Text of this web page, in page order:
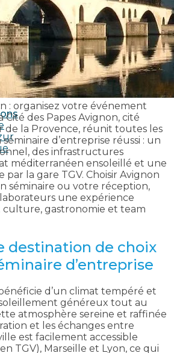
sportif
culturel
en mer
sur une île
au bord de l’eau
dans un mas Provençal
dans un Vignoble
: organisez votre événement
Cité des Papes Avignon, cité
la Provence, réunit toutes les
d’entreprise réussi : un
des infrastructures
méditerranéen ensoleillé et une
par la gare TGV. Choisir Avignon
séminaire ou votre réception,
une expérience
gastronomie et team
destination de choix
d’entreprise
d’un climat tempéré et
généreux tout au
atmosphère sereine et raffinée
et les échanges entre
est facilement accessible
TGV), Marseille et Lyon, ce qui